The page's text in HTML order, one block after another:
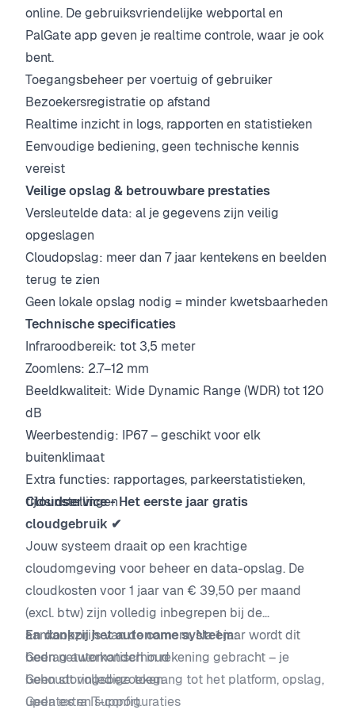
online. De gebruiksvriendelijke webportal en
PalGate app geven je realtime controle, waar je ook
bent.
Toegangsbeheer per voertuig of gebruiker
Bezoekersregistratie op afstand
Realtime inzicht in logs, rapporten en statistieken
Eenvoudige bediening, geen technische kennis
vereist
Veilige opslag & betrouwbare prestaties
Versleutelde data: al je gegevens zijn veilig
opgeslagen
Cloudopslag: meer dan 7 jaar kentekens en beelden
terug te zien
Geen lokale opslag nodig = minder kwetsbaarheden
Technische specificaties
Infraroodbereik: tot 3,5 meter
Zoomlens: 2.7–12 mm
Beeldkwaliteit: Wide Dynamic Range (WDR) tot 120
dB
Weerbestendig: IP67 – geschikt voor elk
buitenklimaat
Extra functies: rapportages, parkeerstatistieken,
tijdsinstellingen
Cloudservice - Het eerste jaar gratis
cloudgebruik ✔
Jouw systeem draait op een krachtige
cloudomgeving voor beheer en data-opslag. De
cloudkosten voor 1 jaar van € 39,50 per maand
(excl. btw) zijn volledig inbegrepen bij de
aankoopprijs van de camera. Na 1 jaar wordt dit
bedrag automatisch in rekening gebracht – je
behoudt volledige toegang tot het platform, opslag,
updates en support.
En dankzij het autonome systeem:
Geen netwerkonderhoud
Geen storingsbezoeken
Geen extra IT-configuraties